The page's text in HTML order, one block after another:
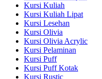
Kursi Kuliah
Kursi Kuliah Lipat
Kursi Lesehan
Kursi Olivia
Kursi Olivia Acrylic
Kursi Pelaminan
Kursi Puff
Kursi Puff Kotak
Kursi Rustic